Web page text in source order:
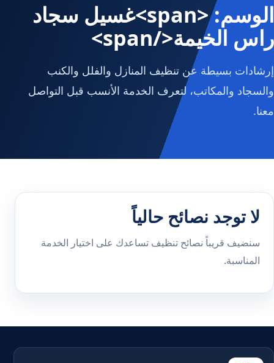
الوسم: <span>غسيل سجاد
راس الخيمة</span>
إرشادات بسيطة عن تنظيف المنازل والفلل والكنب
والسجاد والمكاتب، لتعرف الخدمة الأنسب قبل التواصل
معنا.
لا توجد نصائح حالياً
سنضيف قريباً نصائح تنظيف تساعدك على اختيار الخدمة
المناسبة.